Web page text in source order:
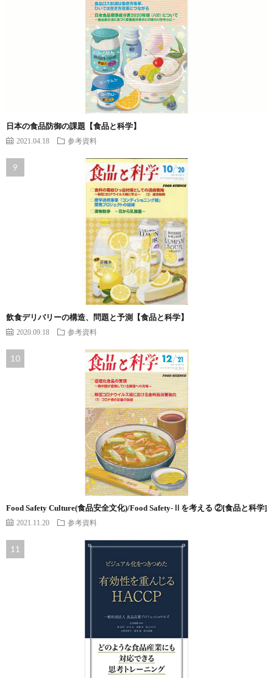
日本の食品防御の課題【食品と科学】
2021.04.18 参考資料
飲食デリバリーの構造、問題と予測【食品と科学】
2020.09.18 参考資料
Food Safety Culture(食品安全文化)/Food Safety-Ⅱを考える ②[食品と科学]
2021.11.20 参考資料